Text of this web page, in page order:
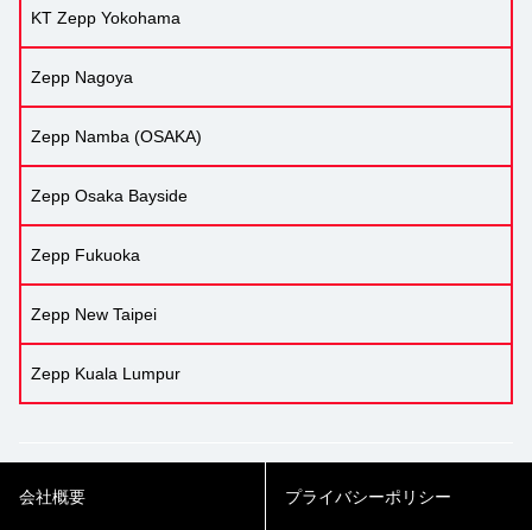
KT Zepp Yokohama
Zepp Nagoya
Zepp Namba (OSAKA)
Zepp Osaka Bayside
Zepp Fukuoka
Zepp New Taipei
Zepp Kuala Lumpur
会社概要 プライバシーポリシー